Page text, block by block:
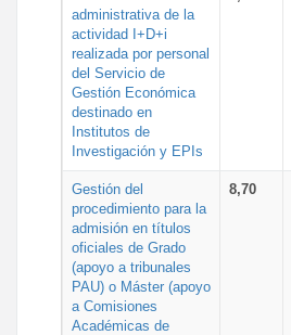
administrativa de la
actividad I+D+i
realizada por personal
del Servicio de
Gestión Económica
destinado en
Institutos de
Investigación y EPIs
Gestión del
procedimiento para la
admisión en títulos
oficiales de Grado
(apoyo a tribunales
PAU) o Máster (apoyo
a Comisiones
Académicas de
8,70